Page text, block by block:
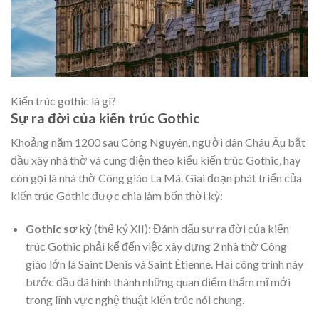
Kiến trúc gothic là gì?
Sự ra đời của kiến trúc Gothic
Khoảng năm 1200 sau Công Nguyên, người dân Châu Âu bắt
đầu xây nhà thờ và cung điện theo kiểu kiến trúc Gothic, hay
còn gọi là nhà thờ Công giáo La Mã. Giai đoạn phát triển của
kiến trúc Gothic được chia làm bốn thời kỳ:
Gothic sơ kỳ(thế kỷ XII): Đánh dấu sự ra đời của kiến
trúc Gothic phải kể đến việc xây dựng 2 nhà thờ Công
giáo lớn là Saint Denis và Saint Étienne. Hai công trình này
bước đầu đã hình thành những quan điểm thẩm mĩ mới
trong lĩnh vực nghệ thuật kiến trúc nói chung.